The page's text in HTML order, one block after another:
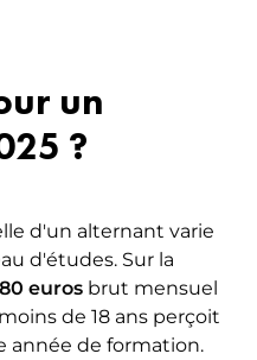
un
?
d'un alternant varie
d'études. Sur la
euros brut mensuel
de 18 ans perçoit
année de formation.